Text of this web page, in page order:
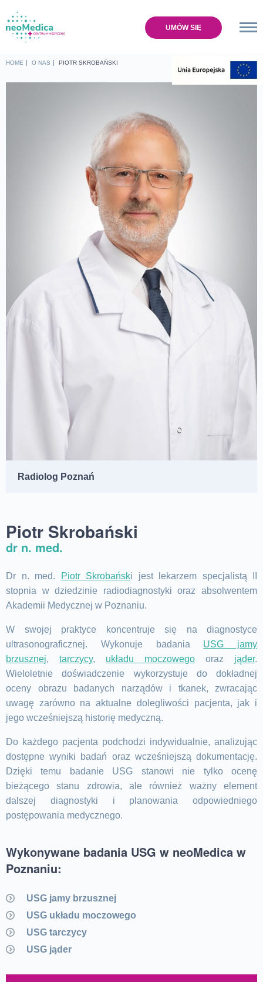
UMÓW SIĘ
HOME O NAS PIOTR SKROBAŃSKI
Radiolog Poznań
Piotr Skrobański
dr n. med.
Dr n. med. Piotr Skrobański jest lekarzem specjalistą II
stopnia w dziedzinie radiodiagnostyki oraz absolwentem
Akademii Medycznej w Poznaniu.
W swojej praktyce koncentruje się na diagnostyce
ultrasonograficznej. Wykonuje badania USG jamy
brzusznej, tarczycy, układu moczowego oraz jąder.
Wieloletnie doświadczenie wykorzystuje do dokładnej
oceny obrazu badanych narządów i tkanek, zwracając
uwagę zarówno na aktualne dolegliwości pacjenta, jak i
jego wcześniejszą historię medyczną.
Do każdego pacjenta podchodzi indywidualnie, analizując
dostępne wyniki badań oraz wcześniejszą dokumentację.
Dzięki temu badanie USG stanowi nie tylko ocenę
bieżącego stanu zdrowia, ale również ważny element
dalszej diagnostyki i planowania odpowiedniego
postępowania medycznego.
Wykonywane badania USG w neoMedica w
Poznaniu:
USG jamy brzusznej
USG układu moczowego
USG tarczycy
USG jąder
Home
Oferta
Baza wiedzy
O nas
Lokalizacje
Sklep
Kontakt
UMÓW SIĘ NA WIZYTĘ